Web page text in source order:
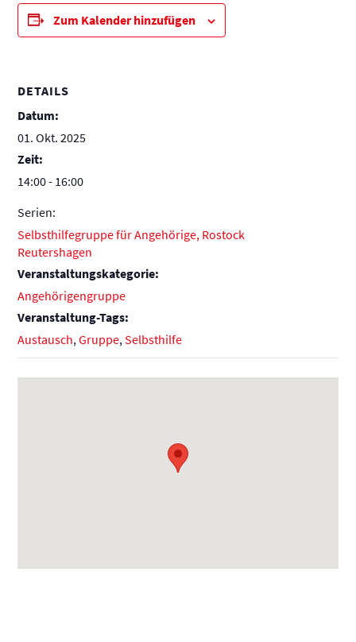
Zum Kalender hinzufügen
DETAILS
Datum:
01. Okt. 2025
Zeit:
14:00 - 16:00
Serien:
Selbsthilfegruppe für Angehörige, Rostock
Reutershagen
Veranstaltungskategorie:
Angehörigengruppe
Veranstaltung-Tags:
Austausch,Gruppe,Selbsthilfe